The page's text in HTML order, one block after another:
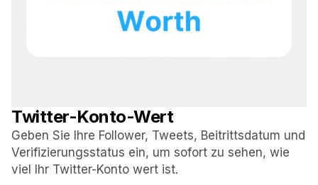
Twitter-Konto-Wert
Geben Sie Ihre Follower, Tweets, Beitrittsdatum und
Verifizierungsstatus ein, um sofort zu sehen, wie
viel Ihr Twitter-Konto wert ist.